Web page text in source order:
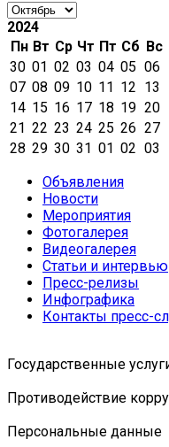
2024
Пн Вт Ср Чт Пт Сб Вс
30 01 02 03 04 05 06
07 08 09 10 11 12 13
14 15 16 17 18 19 20
21 22 23 24 25 26 27
28 29 30 31 01 02 03
Объявления
Новости
Мероприятия
Фотогалерея
Видеогалерея
Статьи и интервью
Пресс-релизы
Инфографика
Контакты пресс-
Государственные
Противодействие
Персональные данные